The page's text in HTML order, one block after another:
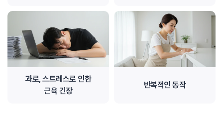
과로, 스트레스로 인한
근육 긴장
반복적인 동작